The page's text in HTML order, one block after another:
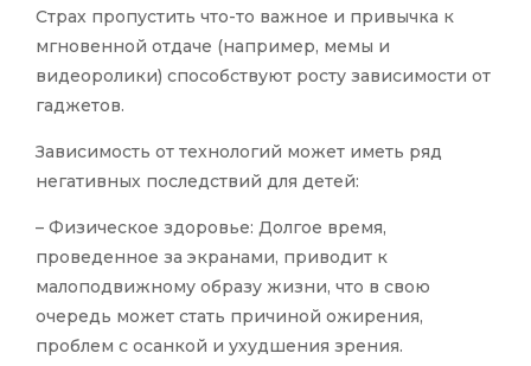
Страх пропустить что-то важное и привычка к
мгновенной отдаче (например, мемы и
видеоролики) способствуют росту зависимости от
гаджетов.
Зависимость от технологий может иметь ряд
негативных последствий для детей:
– Физическое здоровье: Долгое время,
проведенное за экранами, приводит к
малоподвижному образу жизни, что в свою
очередь может стать причиной ожирения,
проблем с осанкой и ухудшения зрения.